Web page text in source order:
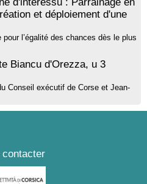
et déploiement d'une
l’égalité des chances dès le plus
Biancu d'Orezza, u 3
Conseil exécutif de Corse et Jean-
contacter